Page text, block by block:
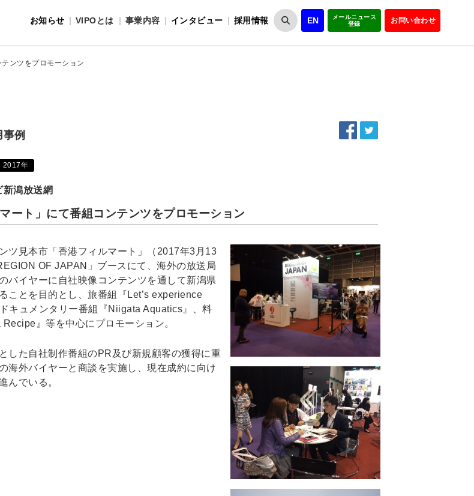
お知らせ VIPOとは
VIPOとは
事業内容
インタビュー 採用情報 EN
メールニュース
登録
お問い合わせ
ンツをプロモーション
例
2017年
潟放送網
マート」にて番組コンテンツをプロモーション
ツ見本市「香港フィルマート」（2017年3月13
OF JAPAN」ブースにて、海外の放送局
バイヤーに自社映像コンテンツを通して新潟県
ことを目的とし、旅番組『Let’s experience
キュメンタリー番組『Niigata Aquatics』、料
』等を中心にプロモーション。
した自社制作番組のPR及び新規顧客の獲得に重
海外バイヤーと商談を実施し、現在成約に向け
んでいる。